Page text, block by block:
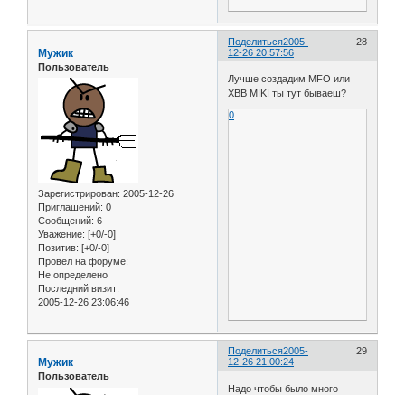
Поделиться 28
2005-
12-26 20:57:56
Мужик
Пользователь
Зарегистрирован: 2005-12-26
Приглашений: 0
Сообщений: 6
Уважение: [+0/-0]
Позитив: [+0/-0]
Провел на форуме:
Не определено
Последний визит:
2005-12-26 23:06:46
Лучше создадим MFO или
XBB MIKI ты тут бываеш?
0
Поделиться 29
2005-
12-26 21:00:24
Мужик
Пользователь
Надо чтобы было много